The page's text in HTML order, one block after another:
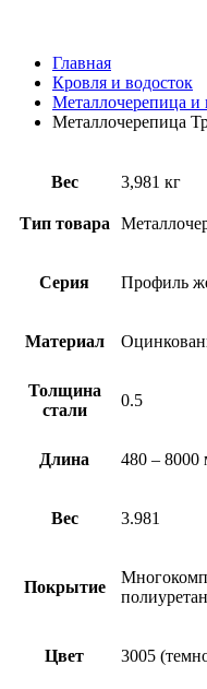
Главная
Кровля и водосток
Металлочерепица
Металлочерепица
Вес 3,981 кг
Тип товара
Серия Профиль
Материал
Толщина
стали
0.5
Длина 480 – 8000
Вес 3.981
Покрытие
Цвет 3005